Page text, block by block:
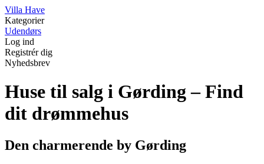
Villa Have
Kategorier
Udendørs
Log ind
Registrér dig
Nyhedsbrev
Huse til salg i Gørding – Find
dit drømmehus
Den charmerende by Gørding